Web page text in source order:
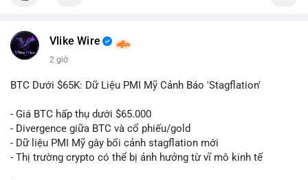
#vlikevn #titanbot
📰 Nguồn: Cointelegraph
Vlike Wire
2 giờ
BTC Dưới $65K: Dữ Liệu PMI Mỹ Cảnh Báo 'Stagflation'
- Giá BTC hấp thụ dưới $65.000
- Divergence giữa BTC và cổ phiếu/gold
- Dữ liệu PMI Mỹ gây bối cảnh stagflation mới
- Thị trường crypto có thể bị ảnh hưởng từ vĩ mô kinh tế